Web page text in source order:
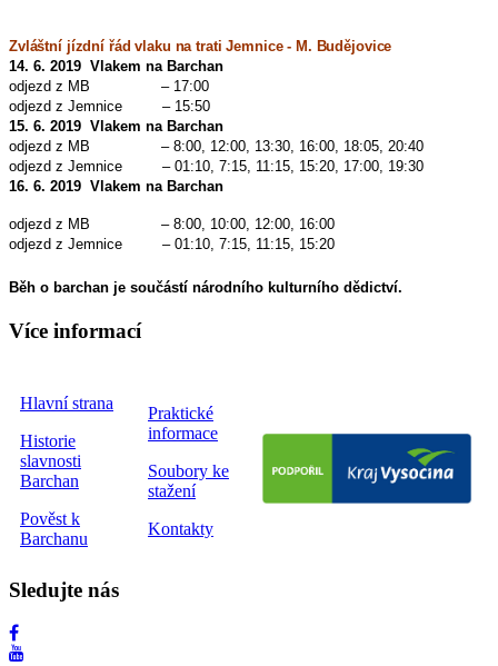
Zvláštní jízdní řád vlaku na trati Jemnice - M. Budějovice
14. 6. 2019 Vlakem na Barchan
odjezd z MB – 17:00
odjezd z Jemnice – 15:50
15. 6. 2019 Vlakem na Barchan
odjezd z MB – 8:00, 12:00, 13:30, 16:00, 18:05, 20:40
odjezd z Jemnice – 01:10, 7:15, 11:15, 15:20, 17:00, 19:30
16. 6. 2019 Vlakem na Barchan
odjezd z MB – 8:00, 10:00, 12:00, 16:00
odjezd z Jemnice – 01:10, 7:15, 11:15, 15:20
Běh o barchan je součástí národního kulturního dědictví.
Více informací
Hlavní strana
Historie
slavnosti
Barchan
Pověst k
Barchanu
Praktické
informace
Soubory ke
stažení
Kontakty
Sledujte nás